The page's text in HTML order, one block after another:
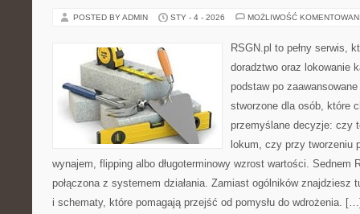
POSTED BY ADMIN STY - 4 - 2026 MOŻLIWOŚĆ
RSGN.pl to pełny serwis,
doradztwo oraz lokowanie
podstaw po
stworzone dla osób, które
przemyślane decyzje: czy
lokum, czy przy tworzeniu
wynajem, flipping albo długoterminowy wzrost wartości. Sednem
połączona z systemem działania. Zamiast ogólników znajdziesz
i schematy, które pomagają przejść od pomysłu do wdrożenia.